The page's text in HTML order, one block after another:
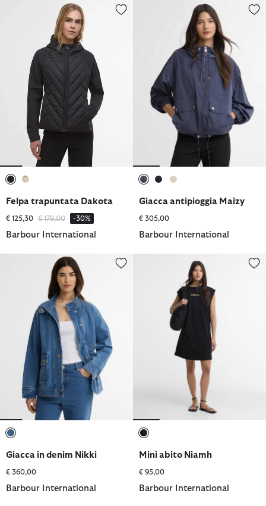
Felpa trapuntata Dakota
Felpa trapuntata Dakota
€ 125,30 Prezzo ridotto da
€ 179,00a -30%
Barbour International
Giacca antipioggia Maizy
Giacca antipioggia Maizy
€ 305,00
Barbour International
Giacca in denim Nikki
Giacca in denim Nikki
€ 360,00
Barbour International
Mini abito Niamh
Mini abito Niamh
€ 95,00
Barbour International